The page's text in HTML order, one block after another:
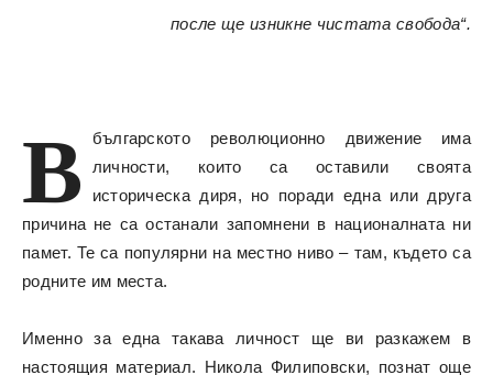
после ще изникне чистата свобода“.
В
българското революционно движение има
личности, които са оставили своята
историческа диря, но поради една или друга
причина не са останали запомнени в националната ни
памет. Те са популярни на местно ниво – там, където са
родните им места.
Именно за една такава личност ще ви разкажем в
настоящия материал. Никола Филиповски, познат още